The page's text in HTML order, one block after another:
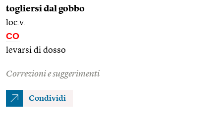
togliersi dal gobbo
loc.v.
CO
levarsi di dosso
Correzioni e suggerimenti
Condividi